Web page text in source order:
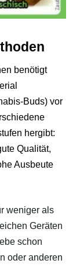
benötigt
-Buds) vor
hergibt:
Qualität,
Ausbeute
weniger als
Geräten
schon
oder anderen